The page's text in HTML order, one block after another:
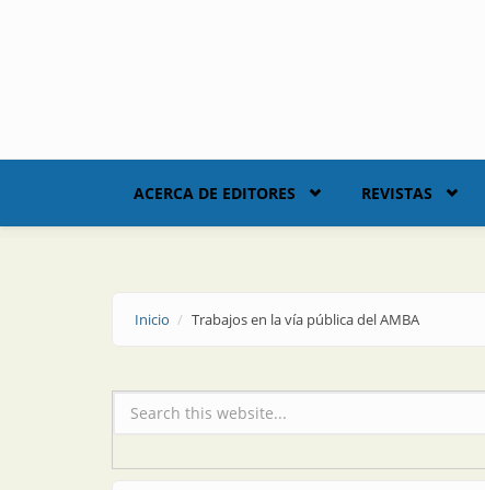
ACERCA DE EDITORES REVISTAS
Inicio Trabajos en la vía pública del AMBA
Formulario de búsqueda